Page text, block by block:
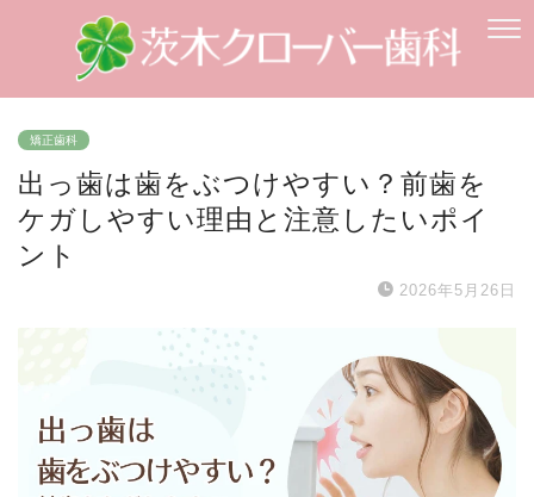
矯正歯科
出っ歯は歯をぶつけやすい？前歯を
ケガしやすい理由と注意したいポイ
ント
2026年5月26日